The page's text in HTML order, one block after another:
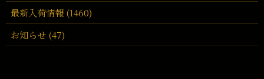
最新入荷情報 (1460)
お知らせ (47)